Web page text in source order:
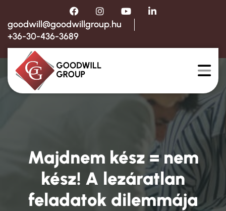
goodwill@goodwillgroup.hu
+36-30-436-3689
Majdnem kész = nem
kész! A lezáratlan
feladatok dilemmája